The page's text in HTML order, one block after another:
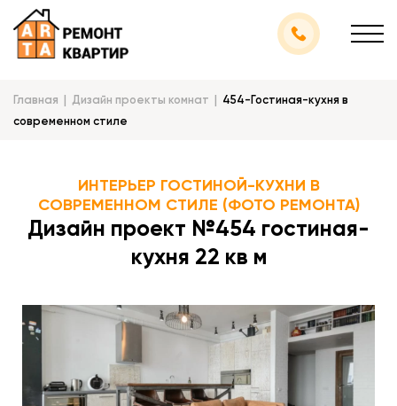
Главная Дизайн проекты комнат
454-Гостиная-кухня в
современном стиле
ИНТЕРЬЕР ГОСТИНОЙ-КУХНИ В
СОВРЕМЕННОМ СТИЛЕ (ФОТО РЕМОНТА)
Дизайн проект №454 гостиная-
кухня 22 кв м